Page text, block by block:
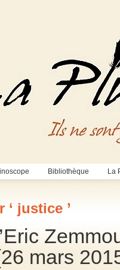
Bibliothèque La
justice ’
mars